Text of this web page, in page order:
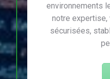
environnements
notre
sécurisées,